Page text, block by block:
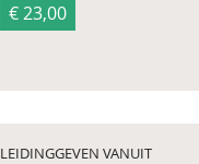
€ 23,00
LEIDINGGEVEN VANUIT